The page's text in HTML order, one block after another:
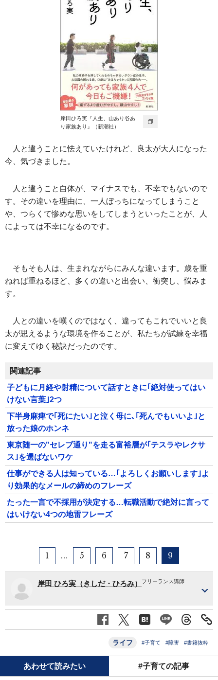
岸田ひろ実『人生、山あり谷あ
り家族あり』（新潮社）
人と違うことに怯えていたけれど、良太が大人になった
今、気づきました。
人と違うこと自体が、マイナスでも、不幸でもないので
す。その違いを理由に、一人ぼっちになってしまうこと
や、つらくて惨めな思いをしてしまうといったことが、人
によっては不幸になるのです。
そもそも人は、生まれながらにみんな違います。歳を重
ねれば重ねるほど、多くの違いと出会い、衝突し、悩みま
す。
人との違いを嘆くのではなく、違ってもこれでいいと良
太が思えるような環境を作ることが、私たちが試練を幸福
に変えてゆく秘訣だったのです。
関連記事
子どもに月経や射精について話すときに｢絶対使ってはい
けない言葉｣2つ
下半身麻痺で｢死にたい｣と泣く母に､｢死んでもいいよ｣と
放った娘のホンネ
東京随一の"セレブ通り"を走る富裕層が｢テスラやレクサ
ス｣を選ばないワケ
仕事ができる人は知っている…｢よろしくお願いします｣よ
り効果的なメールの締めのフレーズ
たった一言で不採用が決定する…転職活動で絶対に言って
はいけない4つの地雷フレーズ
1 … 5 6 7 8 9
岸田 ひろ実（きしだ・ひろみ） フリーランス講師
ライフ #子育て #障害 #書籍抜粋
あわせて読みたい #子育ての記事